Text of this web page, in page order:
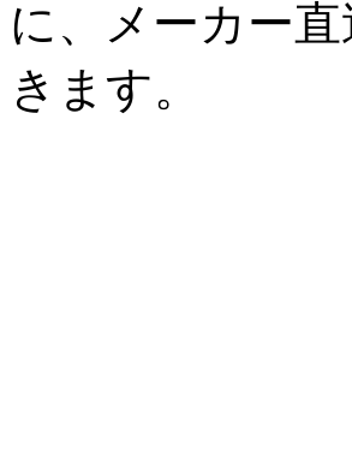
に、メーカー
きます。